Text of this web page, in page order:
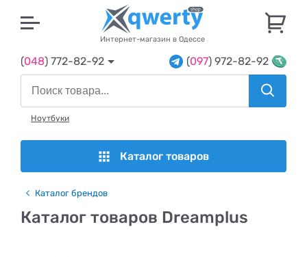
Интернет-магазин в Одессе
(048) 772-82-92 (097) 972-82-92
Ноутбуки
Каталог товаров
Каталог брендов
Каталог товаров Dreamplus